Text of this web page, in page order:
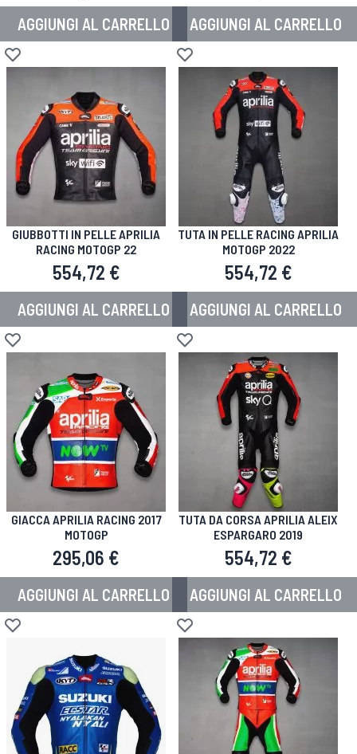
AGGIUNGI AL CARRELLO
Aggiungi alla lista desideri
AGGIUNGI AL CARRELLO
Aggiungi alla lista desideri
GIUBBOTTI IN PELLE APRILIA
RACING MOTOGP 22
554,72 €
AGGIUNGI AL CARRELLO
Aggiungi alla lista desideri
TUTA IN PELLE RACING APRILIA
MOTOGP 2022
554,72 €
AGGIUNGI AL CARRELLO
Aggiungi alla lista desideri
GIACCA APRILIA RACING 2017
MOTOGP
295,06 €
AGGIUNGI AL CARRELLO
Aggiungi alla lista desideri
TUTA DA CORSA APRILIA ALEIX
ESPARGARO 2019
554,72 €
AGGIUNGI AL CARRELLO
Aggiungi alla lista desideri